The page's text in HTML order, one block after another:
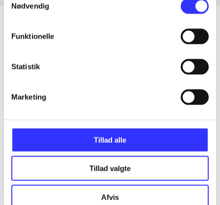
Nødvendig
Funktionelle
Statistik
Marketing
Tillad alle
Tillad valgte
Afvis
Alle registrerede artikler fordelt på udgivelser
...
...
...